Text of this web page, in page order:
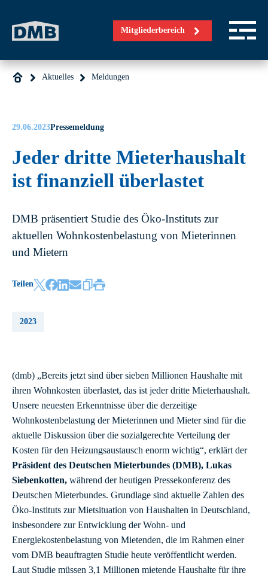
Mitgliederbereich
Aktuelles Meldungen
29.06.2023Pressemeldung
Jeder dritte Mieterhaushalt
ist finanziell überlastet
DMB präsentiert Studie des Öko-Instituts zur
aktuellen Wohnkostenbelastung von Mieterinnen
und Mietern
Teilen
2023
(dmb) „Bereits jetzt sind über sieben Millionen Haushalte mit
ihren Wohnkosten überlastet, das ist jeder dritte Mieterhaushalt.
Unsere neuesten Erkenntnisse über die derzeitige
Wohnkostenbelastung der Mieterinnen und Mieter sind für die
aktuelle Diskussion über die sozialgerechte Verteilung der
Kosten für den Heizungsaustausch enorm wichtig“, erklärt der
Präsident des Deutschen Mieterbundes (DMB), Lukas
Siebenkotten, während der heutigen Pressekonferenz des
Deutschen Mieterbundes. Grundlage sind aktuelle Zahlen des
Öko-Instituts zur Mietsituation von Haushalten in Deutschland,
insbesondere zur Entwicklung der Wohn- und
Energiekostenbelastung von Mietenden, die im Rahmen einer
vom DMB beauftragten Studie heute veröffentlicht werden.
Laut Studie müssen 3,1 Millionen mietende Haushalte für ihre